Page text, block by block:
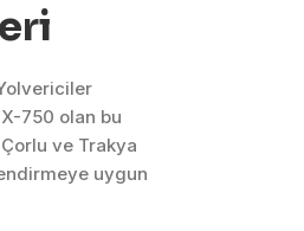
750 olan bu
ve Trakya
uygun